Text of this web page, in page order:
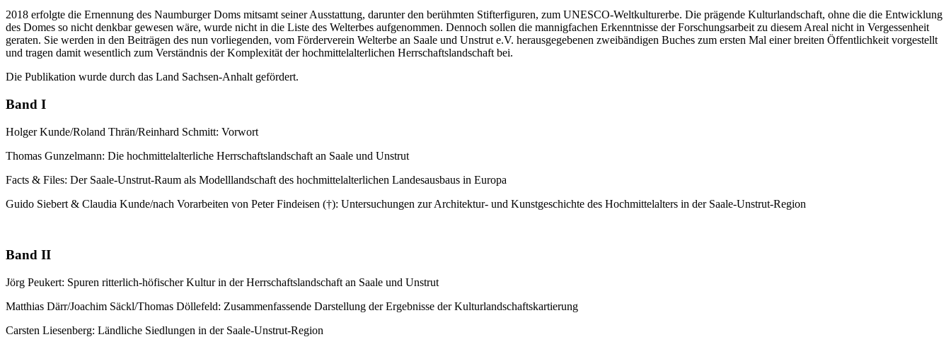
2018 erfolgte die Ernennung des Naumburger Doms mitsamt seiner Ausstattung, darunter den berühmten Stifterfiguren, zum UNESCO-Weltkulturerbe. Die prägende Kulturlandschaft, ohne die die Entwicklung
des Domes so nicht denkbar gewesen wäre, wurde nicht in die Liste des Welterbes aufgenommen. Dennoch sollen die mannigfachen Erkenntnisse der Forschungsarbeit zu diesem Areal nicht in Vergessenheit
geraten. Sie werden in den Beiträgen des nun vorliegenden, vom Förderverein Welterbe an Saale und Unstrut e.V. herausgegebenen zweibändigen Buches zum ersten Mal einer breiten Öffentlichkeit vorgestellt
und tragen damit wesentlich zum Verständnis der Komplexität der hochmittelalterlichen Herrschaftslandschaft bei.
Die Publikation wurde durch das Land Sachsen-Anhalt gefördert.
Band I
Holger Kunde/Roland Thrän/Reinhard Schmitt: Vorwort
Thomas Gunzelmann: Die hochmittelalterliche Herrschaftslandschaft an Saale und Unstrut
Facts & Files: Der Saale-Unstrut-Raum als Modelllandschaft des hochmittelalterlichen Landesausbaus in Europa
Guido Siebert & Claudia Kunde/nach Vorarbeiten von Peter Findeisen (†): Untersuchungen zur Architektur- und Kunstgeschichte des Hochmittelalters in der Saale-Unstrut-Region
Band II
Jörg Peukert: Spuren ritterlich-höfischer Kultur in der Herrschaftslandschaft an Saale und Unstrut
Matthias Därr/Joachim Säckl/Thomas Döllefeld: Zusammenfassende Darstellung der Ergebnisse der Kulturlandschaftskartierung
Carsten Liesenberg: Ländliche Siedlungen in der Saale-Unstrut-Region